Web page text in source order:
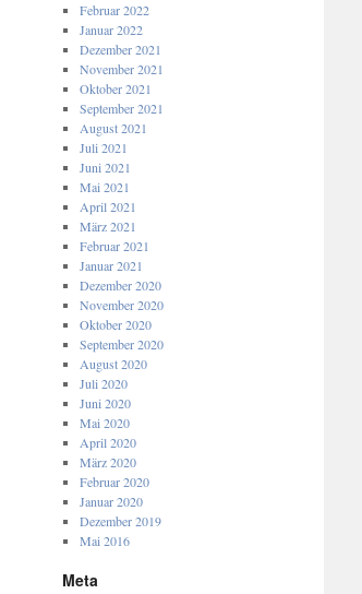
Februar 2022
Januar 2022
Dezember 2021
November 2021
Oktober 2021
September 2021
August 2021
Juli 2021
Juni 2021
Mai 2021
April 2021
März 2021
Februar 2021
Januar 2021
Dezember 2020
November 2020
Oktober 2020
September 2020
August 2020
Juli 2020
Juni 2020
Mai 2020
April 2020
März 2020
Februar 2020
Januar 2020
Dezember 2019
Mai 2016
Meta